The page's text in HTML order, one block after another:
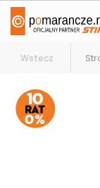
Wstecz